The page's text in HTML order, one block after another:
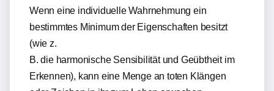
Wenn eine individuelle Wahrnehmung ein
bestimmtes Minimum der Eigenschaften besitzt
(wie z.
B. die harmonische Sensibilität und Geübtheit im
Erkennen), kann eine Menge an toten Klängen